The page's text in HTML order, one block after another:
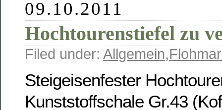
09.10.2011
Hochtourenstiefel zu
Filed under: Allgemein,
Steigeisenfester
Kunststoffschale Gr.43